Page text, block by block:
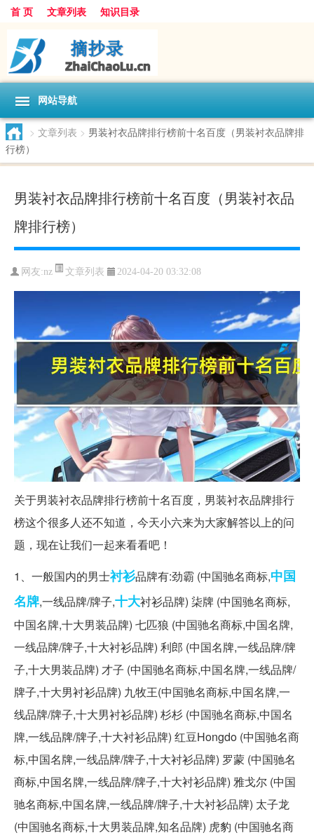
首 页 文章列表 知识目录
网站导航
> 文章列表 > 男装衬衣品牌排行榜前十名百度（男装衬衣品牌排
行榜）
男装衬衣品牌排行榜前十名百度（男装衬衣品
牌排行榜）
网友:nz 文章列表 2024-04-20 03:32:08
关于男装衬衣品牌排行榜前十名百度，男装衬衣品牌排行
榜这个很多人还不知道，今天小六来为大家解答以上的问
题，现在让我们一起来看看吧！
1、一般国内的男士衬衫品牌有:劲霸 (中国驰名商标,中国
名牌,一线品牌/牌子,十大衬衫品牌) 柒牌 (中国驰名商标,
中国名牌,十大男装品牌) 七匹狼 (中国驰名商标,中国名牌,
一线品牌/牌子,十大衬衫品牌) 利郎 (中国名牌,一线品牌/牌
子,十大男装品牌) 才子 (中国驰名商标,中国名牌,一线品牌/
牌子,十大男衬衫品牌) 九牧王(中国驰名商标,中国名牌,一
线品牌/牌子,十大男衬衫品牌) 杉杉 (中国驰名商标,中国名
牌,一线品牌/牌子,十大衬衫品牌) 红豆Hongdo (中国驰名商
标,中国名牌,一线品牌/牌子,十大衬衫品牌) 罗蒙 (中国驰名
商标,中国名牌,一线品牌/牌子,十大衬衫品牌) 雅戈尔 (中国
驰名商标,中国名牌,一线品牌/牌子,十大衬衫品牌) 太子龙
(中国驰名商标,十大男装品牌,知名品牌) 虎豹 (中国驰名商